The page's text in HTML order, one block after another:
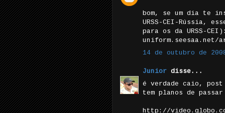
bom, se um dia te
URSS-CEI-Rússia,
para os da URSS-
uniform.seesaa.net/
14 de outubro de
Junior disse...
é verdade caio,
tem planos de
http://